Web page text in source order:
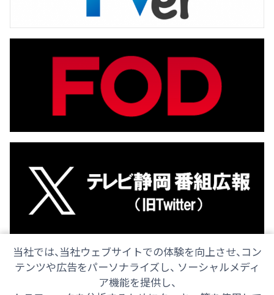
当社では、当社ウェブサイトでの体験を向上させ、コン
テンツや広告をパーソナライズし、 ソーシャルメディ
ア機能を提供し、